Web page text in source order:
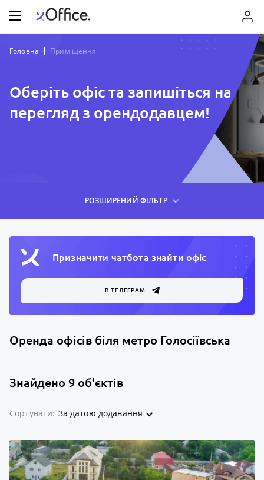
Головна Приміщення
Оберіть офіс та запишіться на
перегляд з орендодавцем!
РОЗШИРЕНИЙ ФІЛЬТР
Призначити чатбота знайти офiс
В ТЕЛЕГРАМ
Оренда офісів біля метро Голосіївська
Знайдено 9 об'єктів
Сортувати: За датою додавання